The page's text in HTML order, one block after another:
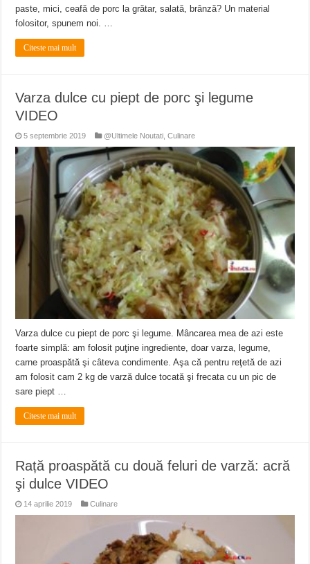
paste, mici, ceafă de porc la grătar, salată, brânză? Un material
folositor, spunem noi. …
Citeste mai mult
Varza dulce cu piept de porc şi legume
VIDEO
5 septembrie 2019 @Ultimele Noutati ,Culinare
Varza dulce cu piept de porc şi legume. Mâncarea mea de azi este
foarte simplă: am folosit puţine ingrediente, doar varza, legume,
carne proaspătă şi câteva condimente. Aşa că pentru reţetă de azi
am folosit cam 2 kg de varză dulce tocată şi frecata cu un pic de
sare piept …
Citeste mai mult
Rață proaspătă cu două feluri de varză: acră
şi dulce VIDEO
14 aprilie 2019 Culinare